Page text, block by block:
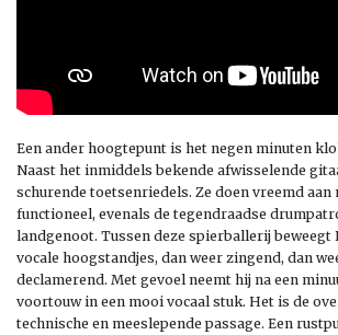
Een ander hoogtepunt is het negen minuten
Naast het inmiddels bekende afwisselende
schurende toetsenriedels. Ze doen vreemd aan
functioneel, evenals de tegendraadse
landgenoot. Tussen deze spierballerij beweegt
vocale hoogstandjes, dan weer zingend, dan
declamerend. Met gevoel neemt hij na een
voortouw in een mooi vocaal stuk. Het is de
technische en meeslepende passage. Een